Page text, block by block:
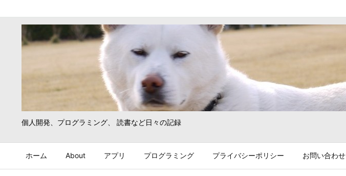
個人開発、プログラミング、 読書など日々の記録
ホーム About アプリ プログラミング プライバシーポリシー お問い合わせ